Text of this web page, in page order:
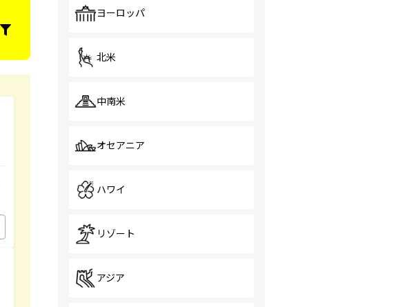
ヨーロッパ
北米
中南米
オセアニア
ハワイ
リゾート
アジア